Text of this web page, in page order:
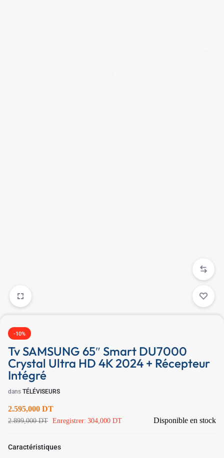
-10%
Tv SAMSUNG 65″ Smart DU7000
Crystal Ultra HD 4K 2024 + Récepteur
Intégré
dans TÉLÉVISEURS
2.595,000 DT
2.899,000DT Enregistrer: 304,000 DT Disponible en stock
Caractéristiques